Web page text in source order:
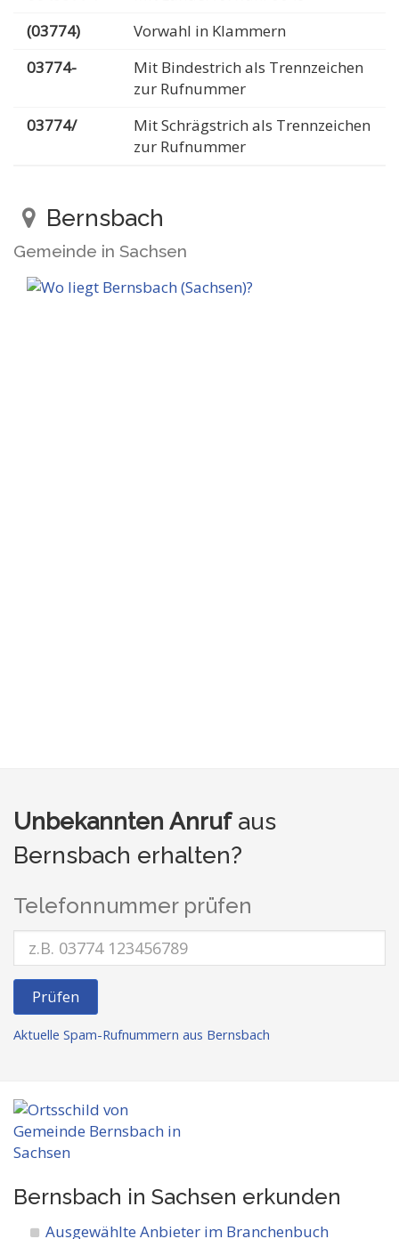
(03774)
Vorwahl in Klammern
03774-
Mit Bindestrich als Trennzeichen
zur Rufnummer
03774/
Mit Schrägstrich als Trennzeichen
zur Rufnummer
Bernsbach
Gemeinde in Sachsen
Unbekannten Anrufaus
Bernsbach erhalten?
Telefonnummer prüfen
Prüfen
Aktuelle Spam-Rufnummern aus Bernsbach
Bernsbach in Sachsen erkunden
Ausgewählte Anbieter im Branchenbuch